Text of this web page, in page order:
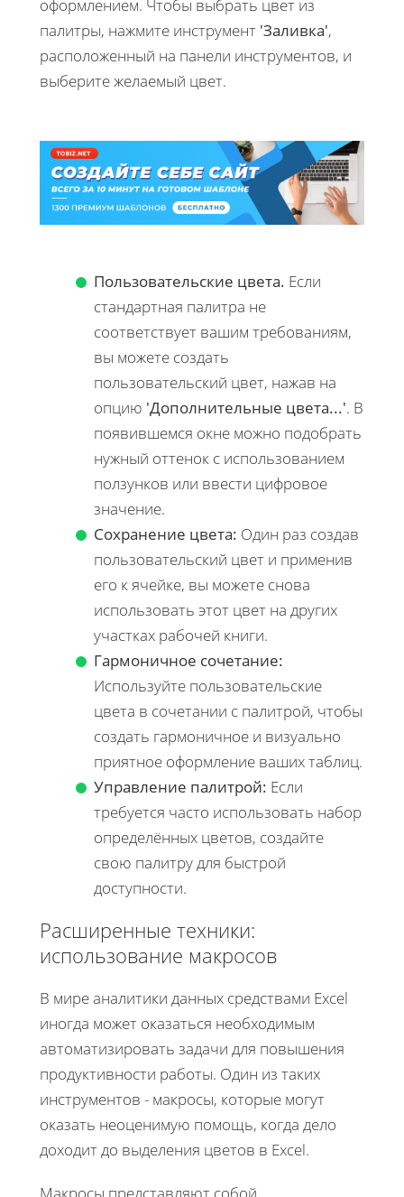
оформлением. Чтобы выбрать цвет из
палитры, нажмите инструмент 'Заливка',
расположенный на панели инструментов, и
выберите желаемый цвет.
Пользовательские цвета. Если
стандартная палитра не
соответствует вашим требованиям,
вы можете создать
пользовательский цвет, нажав на
опцию 'Дополнительные цвета...'. В
появившемся окне можно подобрать
нужный оттенок с использованием
ползунков или ввести цифровое
значение.
Сохранение цвета: Один раз создав
пользовательский цвет и применив
его к ячейке, вы можете снова
использовать этот цвет на других
участках рабочей книги.
Гармоничное сочетание:
Используйте пользовательские
цвета в сочетании с палитрой, чтобы
создать гармоничное и визуально
приятное оформление ваших таблиц.
Управление палитрой: Если
требуется часто использовать набор
определённых цветов, создайте
свою палитру для быстрой
доступности.
Расширенные техники:
использование макросов
В мире аналитики данных средствами Excel
иногда может оказаться необходимым
автоматизировать задачи для повышения
продуктивности работы. Один из таких
инструментов - макросы, которые могут
оказать неоценимую помощь, когда дело
доходит до выделения цветов в Excel.